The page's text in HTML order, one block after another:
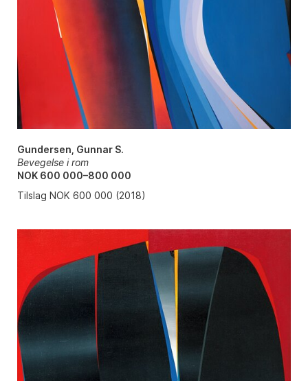
Gundersen, Gunnar S.
Bevegelse i rom
NOK 600 000–800 000
Tilslag NOK 600 000 (2018)